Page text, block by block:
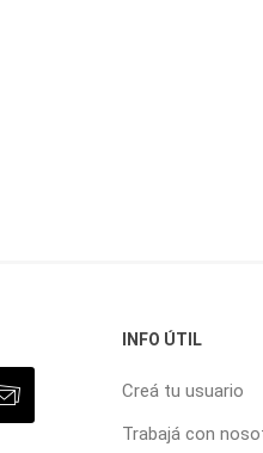
INFO ÚTIL
Creá tu usuario
Trabajá con